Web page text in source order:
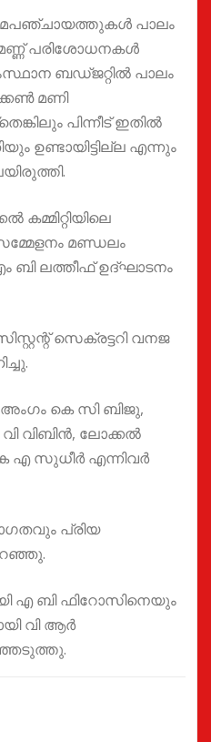
പാലം
മണ്ണ് പരിശോധനകൾ
ബഡ്ജറ്റിൽ പാലം
മണി
പിന്നീട് ഇതിൽ
ഉണ്ടായിട്ടില്ല എന്നും
മണ്ഡലം
ബി ലത്തീഫ് ഉദ്ഘാടനം
സെക്രട്ടറി വനജ
അംഗം കെ സി ബിജു,
വി വിബിൻ, ലോക്കൽ
എ സുധീർ എന്നിവർ
പ്രിയ
എ ബി ഫിറോസിനെയും
വി ആർ